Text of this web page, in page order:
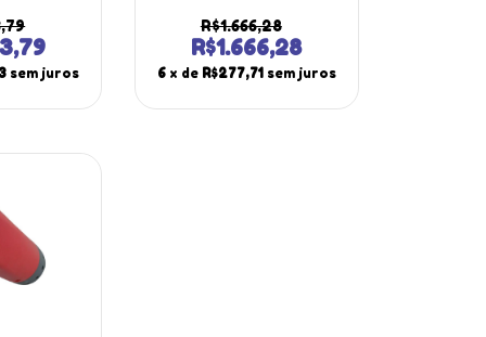
St-800
sem juros
Brilho St-800 Portátil
Instrutherm Com
Certificado
R$1.666,28
R$1.666,28
6 x de R$277,71 sem juros